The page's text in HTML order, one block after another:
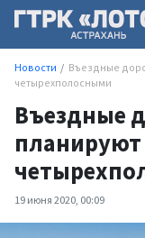
Новости
Въездные
четырехполосными
Въездные
планируют
19 июня 2020, 00:09